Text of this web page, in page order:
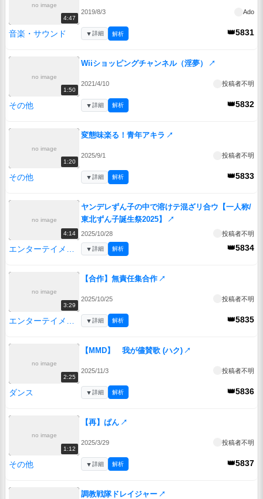
no image
4:47
2019/8/3 Ado
音楽・サウンド 👑5831
▼詳細 解析
no image
1:50
Wiiショッピングチャンネル（淫夢） ↗
2021/4/10 投稿者不明
その他 👑5832
▼詳細 解析
no image
1:20
変態味楽る！青年アキラ ↗
2025/9/1 投稿者不明
その他 👑5833
▼詳細 解析
no image
4:14
ヤンデレずん子の中で溶けテ混ざリ合ウ【一人称/
東北ずん子誕生祭2025】
↗
2025/10/28 投稿者不明
👑5834
▼詳細 解析
no image
3:29
【合作】無責任集合作 ↗
2025/10/25 投稿者不明
👑5835
▼詳細 解析
no image
2:25
【MMD】 我が儘賛歌 (ハク) ↗
2025/11/3 投稿者不明
ダンス 👑5836
▼詳細 解析
no image
1:12
【再】ぱん ↗
2025/3/29 投稿者不明
その他 👑5837
▼詳細 解析
調教戦隊ドレイジャー ↗